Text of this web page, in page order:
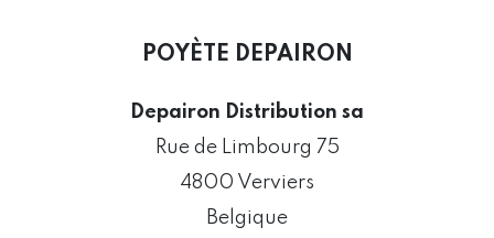
POYÈTE DEPAIRON
Depairon Distribution sa
Rue de Limbourg 75
4800 Verviers
Belgique